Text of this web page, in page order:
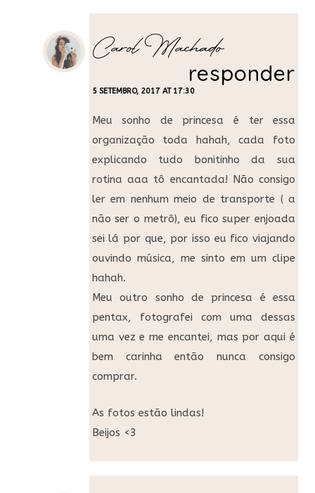
Carol Machado
5 SETEMBRO, 2017 AT 17:30
responder
Meu sonho de princesa é ter essa
organização toda hahah, cada foto
explicando tudo bonitinho da sua
rotina aaa tô encantada! Não consigo
ler em nenhum meio de transporte ( a
não ser o metrô), eu fico super enjoada
sei lá por que, por isso eu fico viajando
ouvindo música, me sinto em um clipe
hahah.
Meu outro sonho de princesa é essa
pentax, fotografei com uma dessas
uma vez e me encantei, mas por aqui é
bem carinha então nunca consigo
comprar.
As fotos estão lindas!
Beijos <3